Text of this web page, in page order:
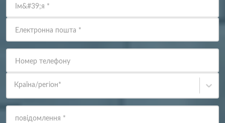
Ім&#39;я *
Електронна пошта *
Номер телефону
Країна/регіон*
повідомлення *